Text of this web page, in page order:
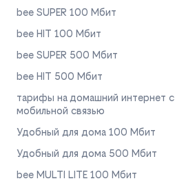
bee SUPER 100 Мбит
bee HIT 100 Мбит
bee SUPER 500 Мбит
bee HIT 500 Мбит
тарифы на домашний интернет с
мобильной связью
Удобный для дома 100 Мбит
Удобный для дома 500 Мбит
bee MULTI LITE 100 Мбит